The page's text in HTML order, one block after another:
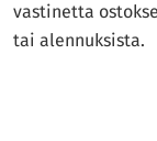
vastinetta
tai alennuksista.